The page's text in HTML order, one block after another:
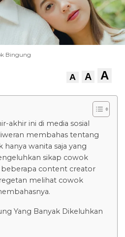
Bingung
A A A
akhir ini di media sosial
membahas tentang
wanita saja yang
sikap cowok
content creator
melihat cowok
Yang Banyak Dikeluhkan